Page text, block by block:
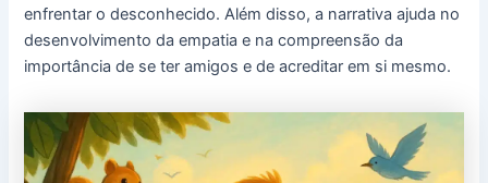
enfrentar o desconhecido. Além disso, a narrativa ajuda no
desenvolvimento da empatia e na compreensão da
importância de se ter amigos e de acreditar em si mesmo.